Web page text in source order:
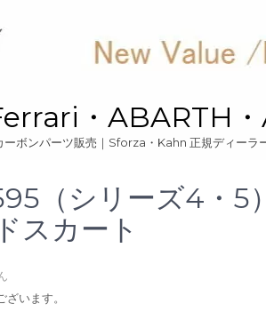
・ABARTH
ボンパーツ販売｜Sforza・Kahn 正規ディーラ
（シリーズ4・5
スカート
います。